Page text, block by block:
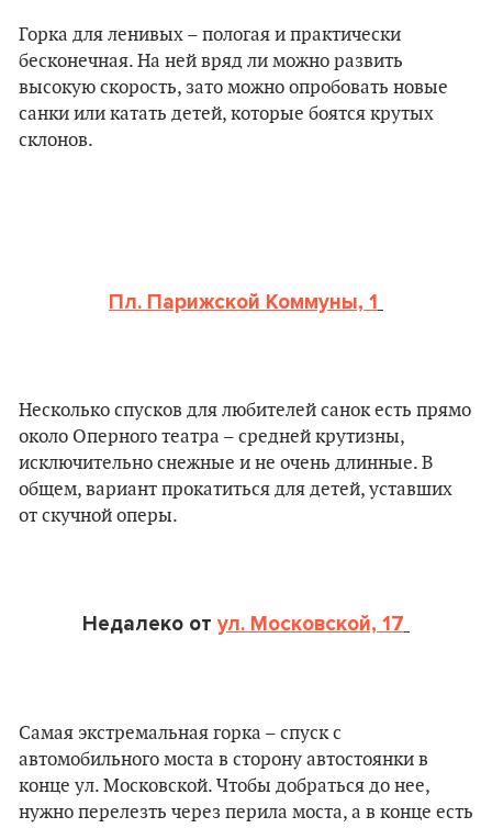
Горка для ленивых – пологая и практически
бесконечная. На ней вряд ли можно развить
высокую скорость, зато можно опробовать новые
санки или катать детей, которые боятся крутых
склонов.
Пл. Парижской Коммуны, 1
Несколько спусков для любителей санок есть прямо
около Оперного театра – средней крутизны,
исключительно снежные и не очень длинные. В
общем, вариант прокатиться для детей, уставших
от скучной оперы.
Недалеко от ул. Московской, 17
Самая экстремальная горка – спуск с
автомобильного моста в сторону автостоянки в
конце ул. Московской. Чтобы добраться до нее,
нужно перелезть через перила моста, а в конце есть